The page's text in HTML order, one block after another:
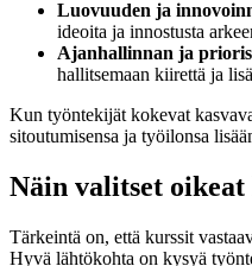
Luovuuden ja
ideoita ja innostusta
Ajanhallinnan ja
hallitsemaan kiirettä ja
Kun työntekijät kokevat
sitoutumisensa ja työilonsa
Näin valitset
Tärkeintä on, että kurssit
Hyvä lähtökohta on kysyä